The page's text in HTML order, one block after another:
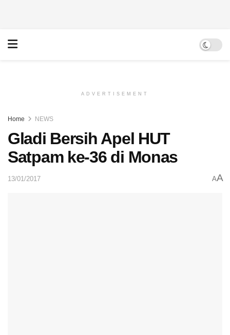
ADVERTISEMENT
Home NEWS
Gladi Bersih Apel HUT
Satpam ke-36 di Monas
13/01/2017 AA